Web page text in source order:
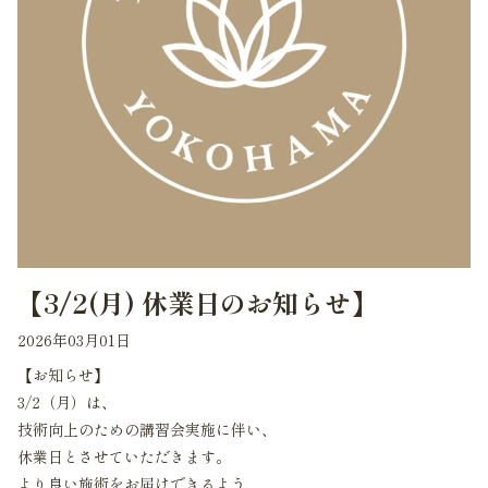
【3/2(月) 休業日のお知らせ】
2026年03月01日
【お知らせ】
3/2（月）は、
技術向上のための講習会実施に伴い、
休業日とさせていただきます。
より良い施術をお届けできるよう、